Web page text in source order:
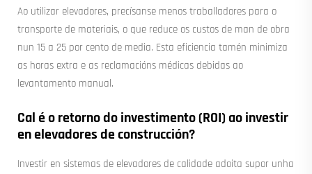
Ao utilizar elevadores, precísanse menos traballadores para o
transporte de materiais, o que reduce os custos de man de obra
nun 15 a 25 por cento de media. Esta eficiencia tamén minimiza
as horas extra e as reclamacións médicas debidas ao
levantamento manual.
Cal é o retorno do investimento (ROI) ao investir
en elevadores de construcción?
Investir en sistemas de elevadores de calidade adoita supor unha